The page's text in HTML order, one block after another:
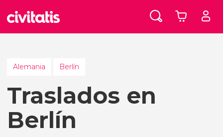
Alemania Berlín
Traslados en
Berlín